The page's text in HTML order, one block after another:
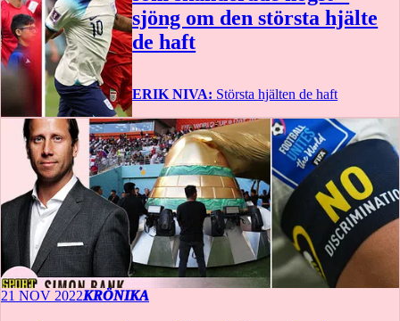
sjöng om den största hjälte
de haft
ERIK NIVA: Största hjälten de haft
21 NOV 2022KRÖNIKA